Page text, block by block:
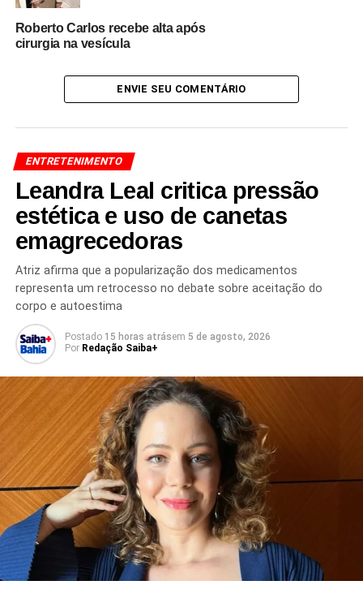
racismo, especialmente entre crianças e adolescentes. O
caso segue repercutindo nas redes sociais e mobilizando
manifestações em defesa da igualdade e dos direitos
TÓPICOS RELACIONADOS
ADOLESCENTE
ARTHUR SIGNORETI
CANTOR NETINHO DE PAULA
DENÚNCIA DE RACISMO
DIREITOS HUMANOS
DISCRIMINAÇÃO RACIAL
GRANDE SÃO PAULO
NETINHO DE PAULA RACISMO
NOTÍCIAS DOS FAMOSOS
PRECONCEITO RACIAL
RACISMO EM ESCOLA
RACISMO NAS REDES SOCIAIS
SANTANA DE PARNAÍBA
PRÓXIMO
Sabrina Sato anuncia nova gravidez com vídeo
emocionante
NÃO PERCA
Isis Valverde se pronuncia após derrota na
Justiça
Roberto Carlos recebe alta após
cirurgia na vesícula
ENVIE SEU COMENTÁRIO
ENTRETENIMENTO
Leandra Leal critica pressão
estética e uso de canetas
emagrecedoras
Atriz afirma que a popularização dos medicamentos
representa um retrocesso no debate sobre aceitação do
corpo e autoestima
Postado 15 horas atrásem 5 de agosto, 2026
Por Redação Saiba+